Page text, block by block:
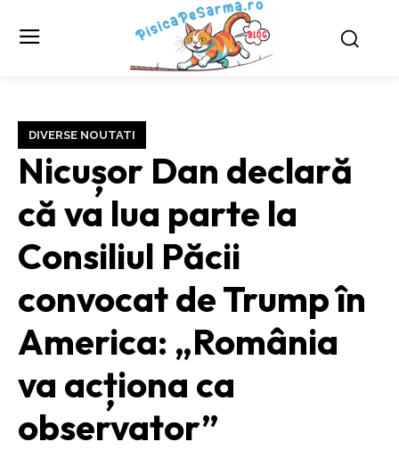
DIVERSE NOUTATI
Nicușor Dan declară
că va lua parte la
Consiliul Păcii
convocat de Trump în
America: „România
va acționa ca
observator”